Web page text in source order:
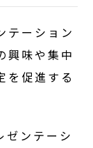
テーション
興味や集中
を促進する
ゼンテーシ